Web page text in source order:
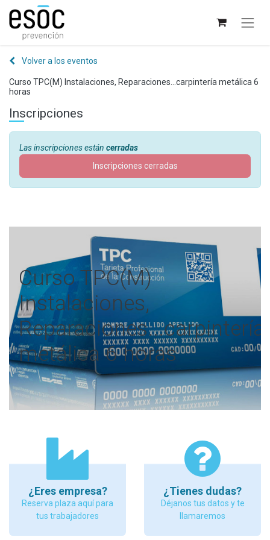
Volver a los eventos
Curso TPC(M) Instalaciones, Reparaciones...carpintería metálica 6
horas
Inscripciones
Las inscripciones están cerradas
Inscripciones cerradas
Curso TPC(M)
Instalaciones,
Reparaciones...carpintería
metálica 6 horas
¿Eres empresa?
Reserva plaza aquí para
tus trabajadores
¿Tienes dudas?
Déjanos tus datos y te
llamaremos